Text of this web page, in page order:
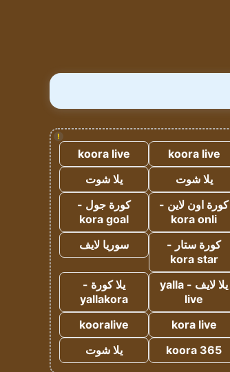
!
koora live
koora live
يلا شوت
يلا شوت
كورة اون لاين -
kora onli
كورة جول -
kora goal
كورة ستار -
kora star
سوريا لايف
يلا لايف - yalla
live
يلا كورة -
yallakora
kora live
kooralive
koora 365
يلا شوت